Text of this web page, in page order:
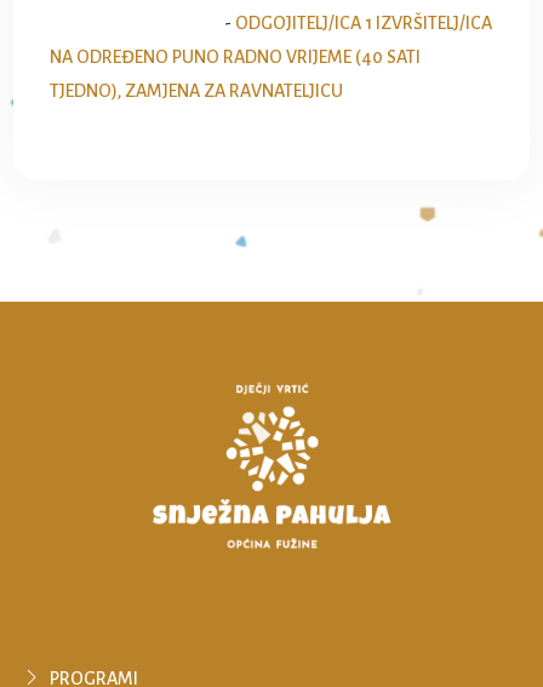
- ODGOJITELJ/ICA 1 IZVRŠITELJ/ICA
NA ODREĐENO PUNO RADNO VRIJEME (40 SATI
TJEDNO), ZAMJENA ZA RAVNATELJICU
PROGRAMI